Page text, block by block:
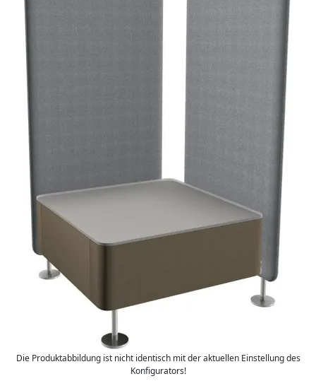
Die Produktabbildung ist nicht identisch mit der aktuellen Einstellung des
Konfigurators!